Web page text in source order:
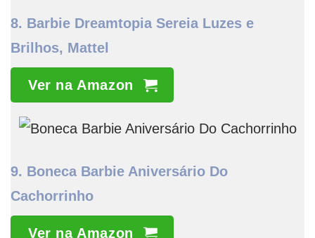
8. Barbie Dreamtopia Sereia Luzes e
Brilhos, Mattel
Ver na Amazon
9. Boneca Barbie Aniversário Do
Cachorrinho
Ver na Amazon